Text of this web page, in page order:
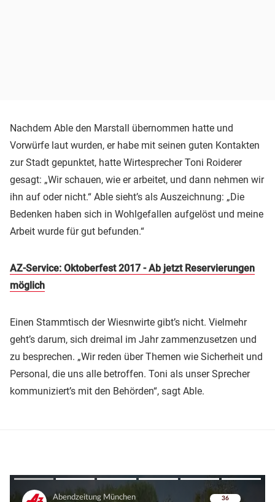
Nachdem Able den Marstall übernommen hatte und
Vorwürfe laut wurden, er habe mit seinen guten Kontakten
zur Stadt gepunktet, hatte Wirtesprecher Toni Roiderer
gesagt: „Wir schauen, wie er arbeitet, und dann nehmen wir
ihn auf oder nicht.“ Able sieht’s als Auszeichnung: „Die
Bedenken haben sich in Wohlgefallen aufgelöst und meine
Arbeit wurde für gut befunden.“
AZ-Service: Oktoberfest 2017 - Ab jetzt Reservierungen
möglich
Einen Stammtisch der Wiesnwirte gibt’s nicht. Vielmehr
geht’s darum, sich dreimal im Jahr zammenzusetzen und
zu besprechen. „Wir reden über Themen wie Sicherheit und
Personal, die uns alle betroffen. Toni als unser Sprecher
kommuniziert’s mit den Behörden“, sagt Able.